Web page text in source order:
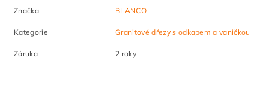
Značka BLANCO
Kategorie Granitové dřezy s odkapem a vaničkou
Záruka 2 roky